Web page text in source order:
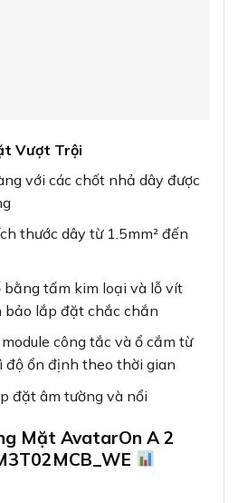
Vượt Trội
với các chốt nhả dây được
thước dây từ 1.5mm² đến
bằng tấm kim loại và lỗ vít
bảo lắp đặt chắc chắn
công tắc và ổ cắm từ
độ ổn định theo thời gian
đặt âm tường và nổi
Mặt AvatarOn A 2